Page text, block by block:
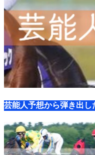
芸能人予想から弾き出し